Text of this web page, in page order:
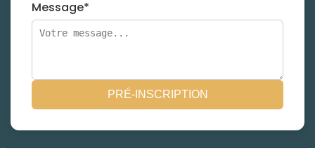
Message*
PRÉ-INSCRIPTION